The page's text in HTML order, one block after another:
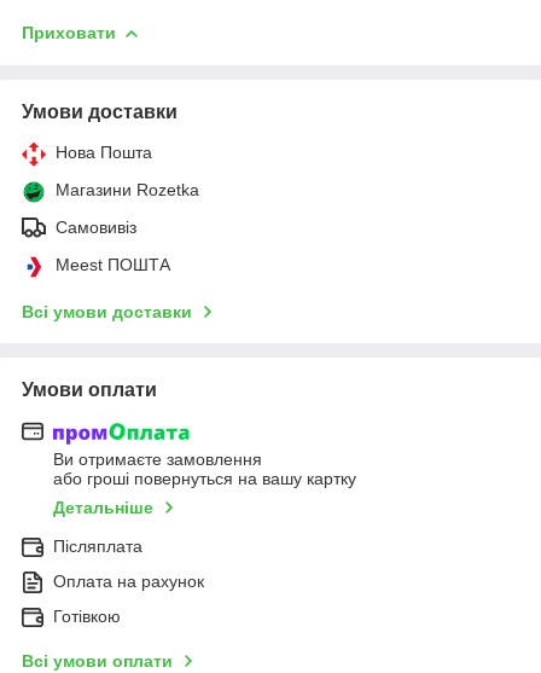
Приховати
Умови доставки
Нова Пошта
Магазини Rozetka
Самовивіз
Meest ПОШТА
Всі умови доставки
Умови оплати
Ви отримаєте замовлення
або гроші повернуться на вашу картку
Детальніше
Післяплата
Оплата на рахунок
Готівкою
Всі умови оплати